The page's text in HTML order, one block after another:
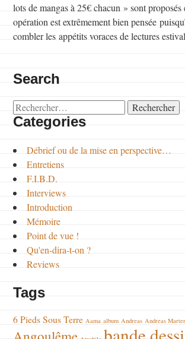
lots de mangas à 25€ chacun » sont
opération est extrêmement bien pensée
combler les appétits voraces de lectures
Search
Rechercher :
Categories
Débrief ou de la mise en perspective…
Entretiens
F.I.B.D.
Interviews
Introduction
Mémoire
Point de vue !
Qu'en-dira-t-on ?
Reviews
Tags
6 Pieds Sous Terre Aama album Andreas Andreas